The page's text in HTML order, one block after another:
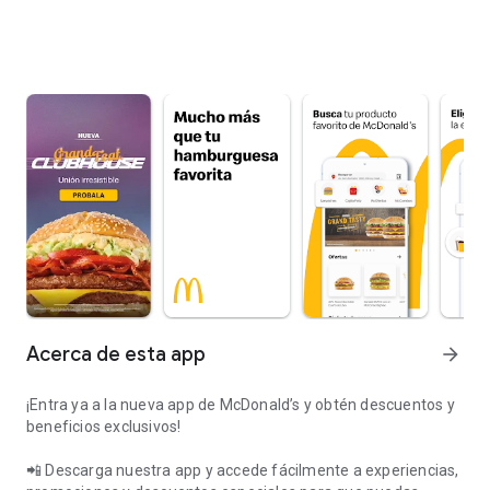
Acerca de esta app arrow_forward
¡Entra ya a la nueva app de McDonald’s y obtén descuentos y
beneficios exclusivos!
📲 Descarga nuestra app y accede fácilmente a experiencias,